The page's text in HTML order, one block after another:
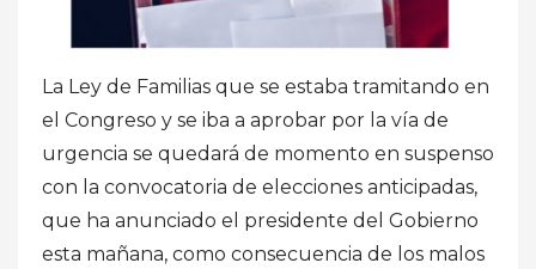
La Ley de Familias que se estaba tramitando en
el Congreso y se iba a aprobar por la vía de
urgencia se quedará de momento en suspenso
con la convocatoria de elecciones anticipadas,
que ha anunciado el presidente del Gobierno
esta mañana, como consecuencia de los malos